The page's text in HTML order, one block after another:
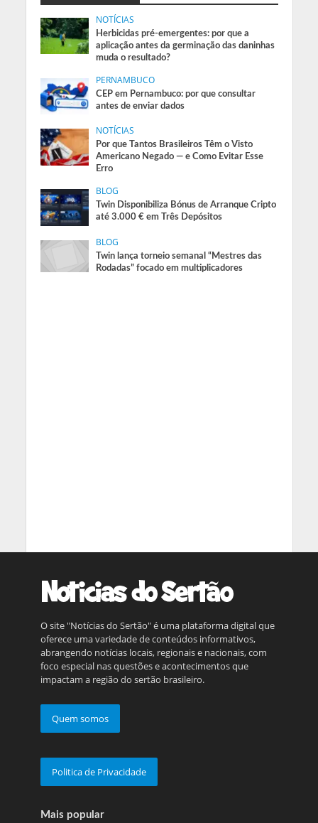
NOTÍCIAS
Herbicidas pré-emergentes: por que a
aplicação antes da germinação das daninhas
muda o resultado?
PERNAMBUCO
CEP em Pernambuco: por que consultar
antes de enviar dados
NOTÍCIAS
Por que Tantos Brasileiros Têm o Visto
Americano Negado — e Como Evitar Esse
Erro
BLOG
Twin Disponibiliza Bónus de Arranque Cripto
até 3.000 € em Três Depósitos
BLOG
Twin lança torneio semanal “Mestres das
Rodadas” focado em multiplicadores
O site "Notícias do Sertão" é uma plataforma digital que
oferece uma variedade de conteúdos informativos,
abrangendo notícias locais, regionais e nacionais, com
foco especial nas questões e acontecimentos que
impactam a região do sertão brasileiro.
Quem somos
Politica de Privacidade
Mais popular